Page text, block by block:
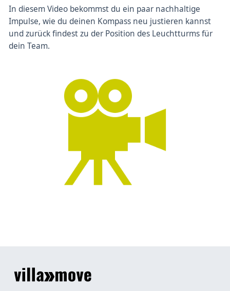
In diesem Video bekommst du ein paar nachhaltige
Impulse, wie du deinen Kompass neu justieren kannst
und zurück findest zu der Position des Leuchtturms für
dein Team.